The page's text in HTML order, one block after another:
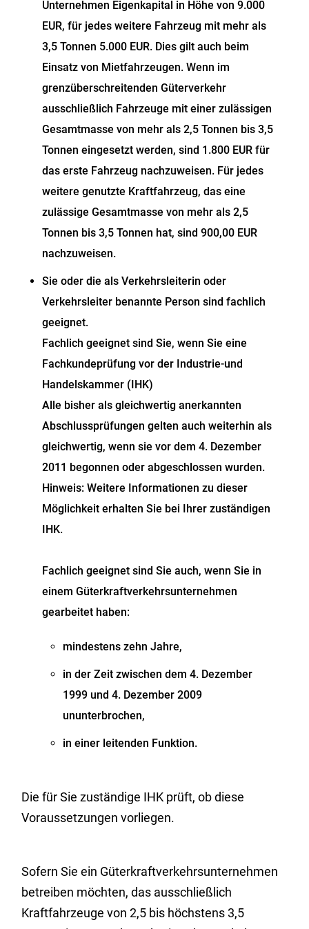
Unternehmen Eigenkapital in Höhe von 9.000
EUR, für jedes weitere Fahrzeug mit mehr als
3,5 Tonnen 5.000 EUR. Dies gilt auch beim
Einsatz von Mietfahrzeugen. Wenn im
grenzüberschreitenden Güterverkehr
ausschließlich Fahrzeuge mit einer zulässigen
Gesamtmasse von mehr als 2,5 Tonnen bis 3,5
Tonnen eingesetzt werden, sind 1.800 EUR für
das erste Fahrzeug nachzuweisen. Für jedes
weitere genutzte Kraftfahrzeug, das eine
zulässige Gesamtmasse von mehr als 2,5
Tonnen bis 3,5 Tonnen hat, sind 900,00 EUR
nachzuweisen.
Sie oder die als Verkehrsleiterin oder
Verkehrsleiter benannte Person sind fachlich
geeignet.
Fachlich geeignet sind Sie, wenn Sie eine
Fachkundeprüfung vor der Industrie-und
Handelskammer (IHK)
Alle bisher als gleichwertig anerkannten
Abschlussprüfungen gelten auch weiterhin als
gleichwertig, wenn sie vor dem 4. Dezember
2011 begonnen oder abgeschlossen wurden.
Hinweis: Weitere Informationen zu dieser
Möglichkeit erhalten Sie bei Ihrer zuständigen
IHK.
Fachlich geeignet sind Sie auch, wenn Sie in
einem Güterkraftverkehrsunternehmen
gearbeitet haben:
mindestens zehn Jahre,
in der Zeit zwischen dem 4. Dezember
1999 und 4. Dezember 2009
ununterbrochen,
in einer leitenden Funktion.
Die für Sie zuständige IHK prüft, ob diese
Voraussetzungen vorliegen.
Sofern Sie ein Güterkraftverkehrsunternehmen
betreiben möchten, das ausschließlich
Kraftfahrzeuge von 2,5 bis höchstens 3,5